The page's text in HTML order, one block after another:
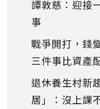
譚敦慈：迎接
事
戰爭開打，錢
三件事比資產
退休養生村新
居」：沒上課